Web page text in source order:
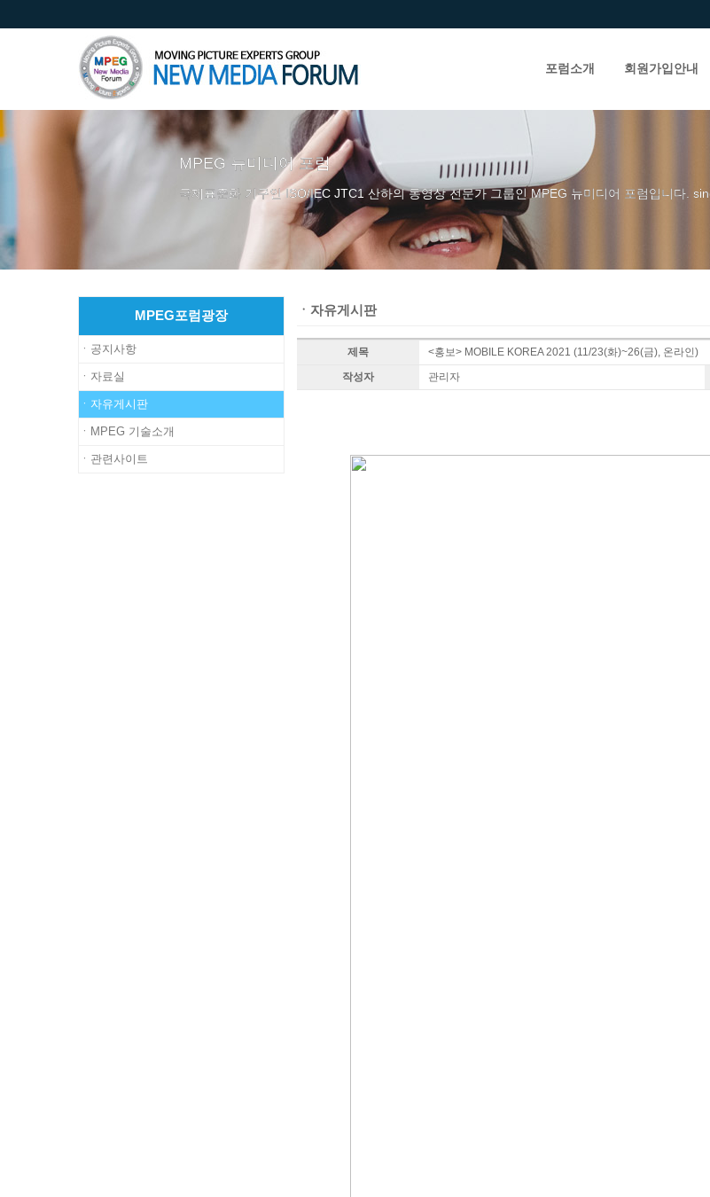
포럼소개 회원가입안내
MPEG 뉴미디어 포럼
국제표준화 기구인 ISO/IEC JTC1 산하의 동영상 전문가 그룹인 MPEG 뉴미디어 포럼입니다.
MPEG포럼광장
ㆍ공지사항
ㆍ자료실
ㆍ자유게시판
ㆍMPEG 기술소개
ㆍ관련사이트
ㆍ자유게시판
제목
<홍보> MOBILE KOREA 2021 (11/23(화)~26(금), 온라인)
작성자
관리자